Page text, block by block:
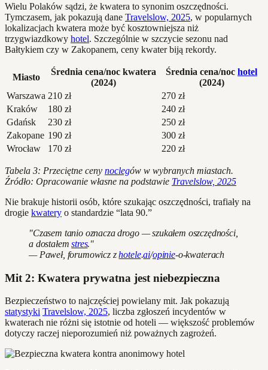
Wielu Polaków sądzi, że kwatera to synonim oszczędności.
Tymczasem, jak pokazują dane Travelslow, 2025, w popularnych
lokalizacjach kwatera może być kosztowniejsza niż
trzygwiazdkowy hotel. Szczególnie w szczycie sezonu nad
Bałtykiem czy w Zakopanem, ceny kwater biją rekordy.
Miasto
Średnia cena/noc kwatera
(2024)
Średnia cena/noc hotel
(2024)
Warszawa 210 zł
270 zł
Kraków
180 zł
240 zł
Gdańsk
230 zł
250 zł
Zakopane 190 zł
300 zł
Wrocław
170 zł 220 zł
Tabela 3: Przeciętne ceny noclegów w wybranych miastach.
Źródło: Opracowanie własne na podstawie Travelslow, 2025
Nie brakuje historii osób, które szukając oszczędności, trafiały na
drogie kwatery o standardzie “lata 90.”
"Czasem tanio oznacza drogo — szukałem oszczędności,
a dostałemstres."
— Paweł, forumowicz zhotele.ai/opinie-o-kwaterach
Mit 2: Kwatera prywatna jest niebezpieczna
Bezpieczeństwo to najczęściej powielany mit. Jak pokazują
statystyki Travelslow, 2025, liczba zgłoszeń incydentów w
kwaterach nie różni się istotnie od hoteli — większość problemów
dotyczy raczej nieporozumień niż poważnych zagrożeń.